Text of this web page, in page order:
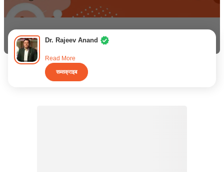
Dr. Rajeev Anand
Read More
सब्सक्राइब